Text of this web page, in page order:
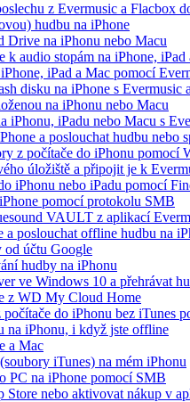
z Evermusic a Flacbox
hudbu na iPhone
Drive na iPhonu nebo Macu
k audio stopám na iPhone,
iPad a Mac pomocí
disku na iPhone s Evermusic
na iPhonu nebo Macu
iPhonu, iPadu nebo Macu s
a poslouchat hudbu nebo
z počítače do iPhonu pomocí
úložiště a připojit je k
iPhonu nebo iPadu pomocí
pomocí protokolu SMB
VAULT z aplikací
a poslouchat offline hudbu na
od účtu Google
hudby na iPhonu
ve Windows 10 a přehrávat
z WD My Cloud Home
počítače do iPhonu bez iTunes
na iPhonu, i když jste offline
a Mac
iTunes) na mém iPhonu
PC na iPhone pomocí SMB
Store nebo aktivovat nákup v